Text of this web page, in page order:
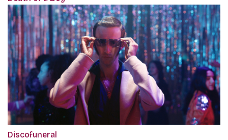
Discofuneral